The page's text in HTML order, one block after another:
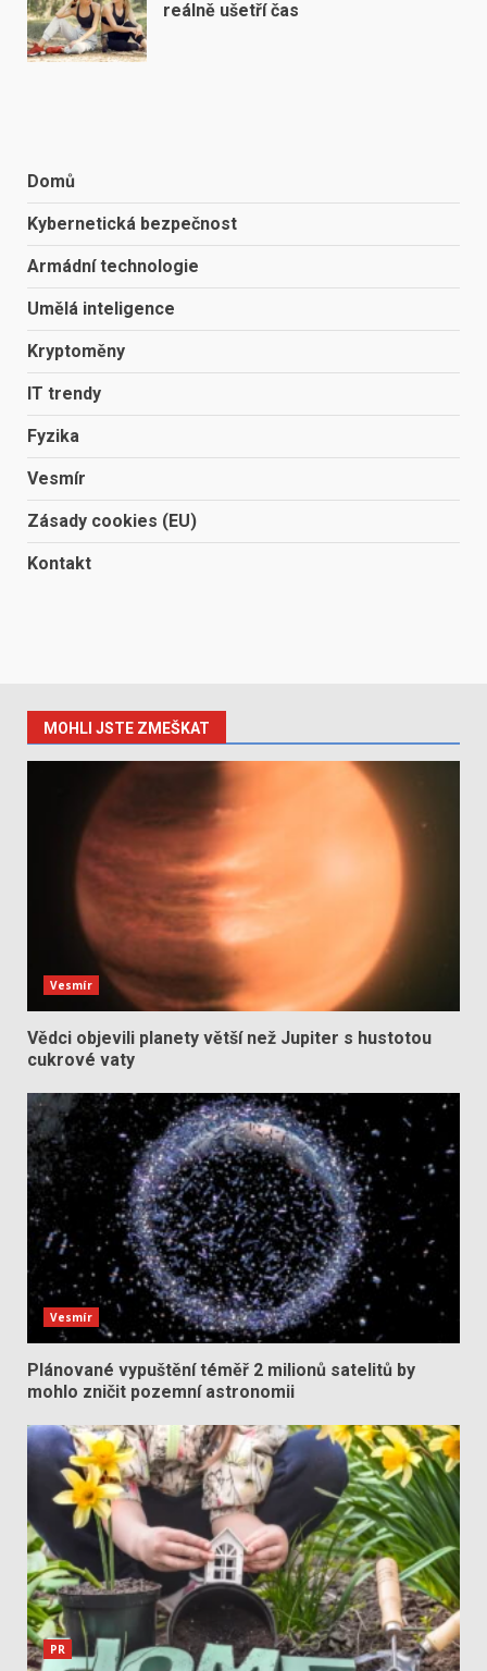
reálně ušetří čas
Domů
Kybernetická bezpečnost
Armádní technologie
Umělá inteligence
Kryptoměny
IT trendy
Fyzika
Vesmír
Zásady cookies (EU)
Kontakt
MOHLI JSTE ZMEŠKAT
Vesmír
Vědci objevili planety větší než Jupiter s hustotou
cukrové vaty
Vesmír
Plánované vypuštění téměř 2 milionů satelitů by
mohlo zničit pozemní astronomii
PR